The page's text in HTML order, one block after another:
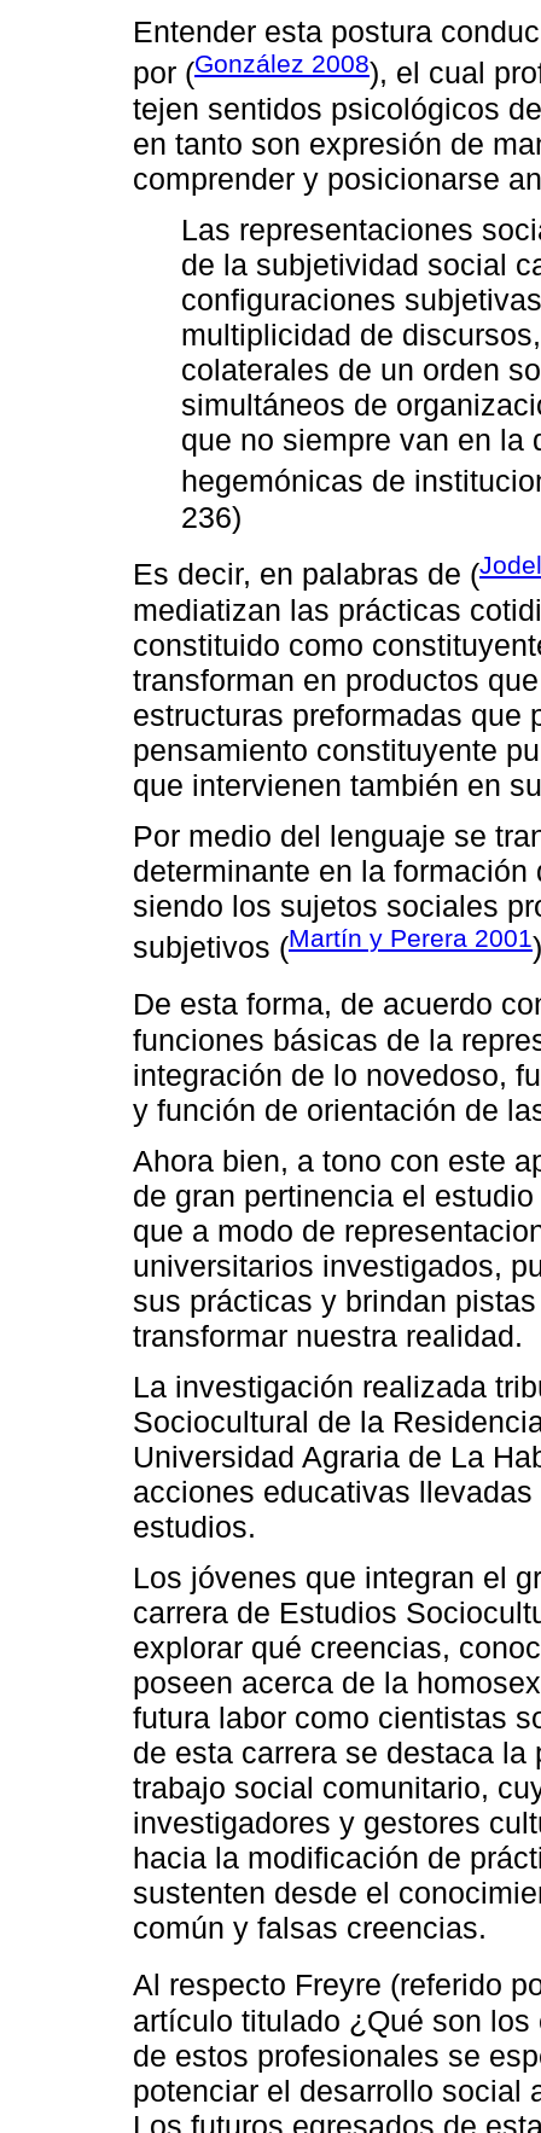
Entender esta postura
por (González 2008), el cual
tejen sentidos psicológicos
en tanto son expresión de
comprender y posicionarse
Las representaciones
de la subjetividad social
configuraciones
multiplicidad de
colaterales de un orden
simultáneos de
que no siempre van en la
hegemónicas de
236)
Es decir, en palabras de (
mediatizan las prácticas
constituido como
transforman en productos
estructuras preformadas que
pensamiento constituyente
que intervienen también en
Por medio del lenguaje se
determinante en la
siendo los sujetos sociales
subjetivos (Martín y Perera 2001
De esta forma, de acuerdo
funciones básicas de la
integración de lo novedoso,
y función de orientación de
Ahora bien, a tono con este
de gran pertinencia el
que a modo de
universitarios investigados,
sus prácticas y brindan
transformar nuestra realidad.
La investigación realizada
Sociocultural de la
Universidad Agraria de La
acciones educativas
estudios.
Los jóvenes que integran el
carrera de Estudios
explorar qué creencias,
poseen acerca de la
futura labor como cientistas
de esta carrera se destaca
trabajo social comunitario,
investigadores y gestores
hacia la modificación de
sustenten desde el
común y falsas creencias.
Al respecto Freyre (referido
artículo titulado ¿Qué son
de estos profesionales se
potenciar el desarrollo social
Los futuros egresados de